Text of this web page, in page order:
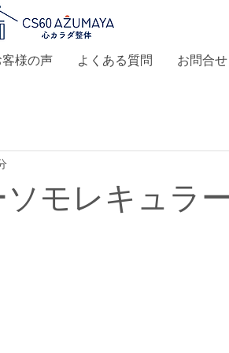
客様の声 よくある質問 お問合せ
モレキュラ